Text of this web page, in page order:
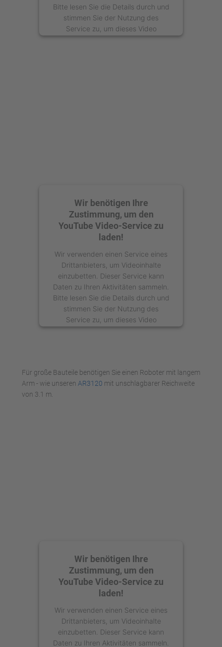
Bitte lesen Sie die Details durch und
stimmen Sie der Nutzung des
Service zu, um dieses Video
anzusehen.
Wir benötigen Ihre
Zustimmung, um den
YouTube Video-Service zu
laden!
Wir verwenden einen Service eines
Drittanbieters, um Videoinhalte
einzubetten. Dieser Service kann
Daten zu Ihren Aktivitäten sammeln.
Bitte lesen Sie die Details durch und
stimmen Sie der Nutzung des
Service zu, um dieses Video
anzusehen.
Akzeptieren
Für große Bauteile benötigen Sie einen Roboter mit langem
Arm - wie unseren AR3120 mit unschlagbarer Reichweite
von 3.1 m.
Wir benötigen Ihre
Zustimmung, um den
YouTube Video-Service zu
laden!
Wir verwenden einen Service eines
Drittanbieters, um Videoinhalte
einzubetten. Dieser Service kann
Daten zu Ihren Aktivitäten sammeln.